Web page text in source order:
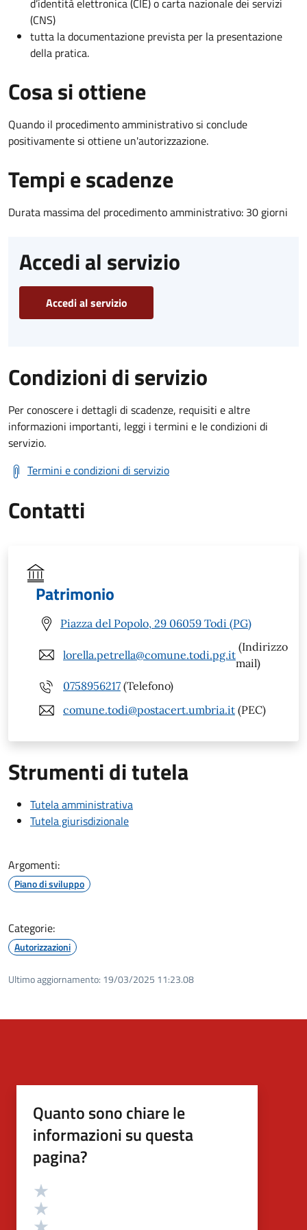
(CNS)
tutta la documentazione prevista per la presentazione
della pratica.
Cosa si ottiene
Quando il procedimento amministrativo si conclude
positivamente si ottiene un'autorizzazione.
Tempi e scadenze
Durata massima del procedimento amministrativo: 30 giorni
Accedi al servizio
Accedi al servizio
Condizioni di servizio
Per conoscere i dettagli di scadenze, requisiti e altre
informazioni importanti, leggi i termini e le condizioni di
servizio.
Termini e condizioni di servizio
Contatti
Patrimonio
Piazza del Popolo, 29 06059 Todi (PG)
lorella.petrella@comune.todi.pg.it
(Indirizzo
mail)
0758956217 (Telefono)
comune.todi@postacert.umbria.it (PEC)
Strumenti di tutela
Tutela amministrativa
Tutela giurisdizionale
Argomenti:
Piano di sviluppo
Categorie:
Autorizzazioni
Ultimo aggiornamento: 19/03/2025 11:23.08
Quanto sono chiare le
informazioni su questa
pagina?
Valutazione